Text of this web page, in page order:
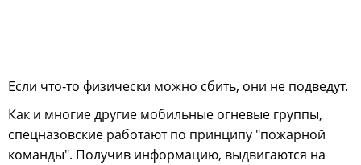
Если что-то физически можно сбить, они не подведут.
Как и многие другие мобильные огневые группы,
спецназовские работают по принципу "пожарной
команды". Получив информацию, выдвигаются на